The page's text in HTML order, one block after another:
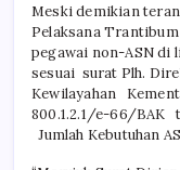
Meski demikian
Pelaksana
pegawai non-ASN di
sesuai surat Plh.
Kewilayahan
800.1.2.1/e-66/
Jumlah Kebutuhan